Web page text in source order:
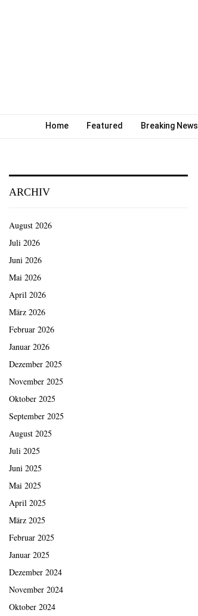
Home Featured Breaking News
ARCHIV
August 2026
Juli 2026
Juni 2026
Mai 2026
April 2026
März 2026
Februar 2026
Januar 2026
Dezember 2025
November 2025
Oktober 2025
September 2025
August 2025
Juli 2025
Juni 2025
Mai 2025
April 2025
März 2025
Februar 2025
Januar 2025
Dezember 2024
November 2024
Oktober 2024